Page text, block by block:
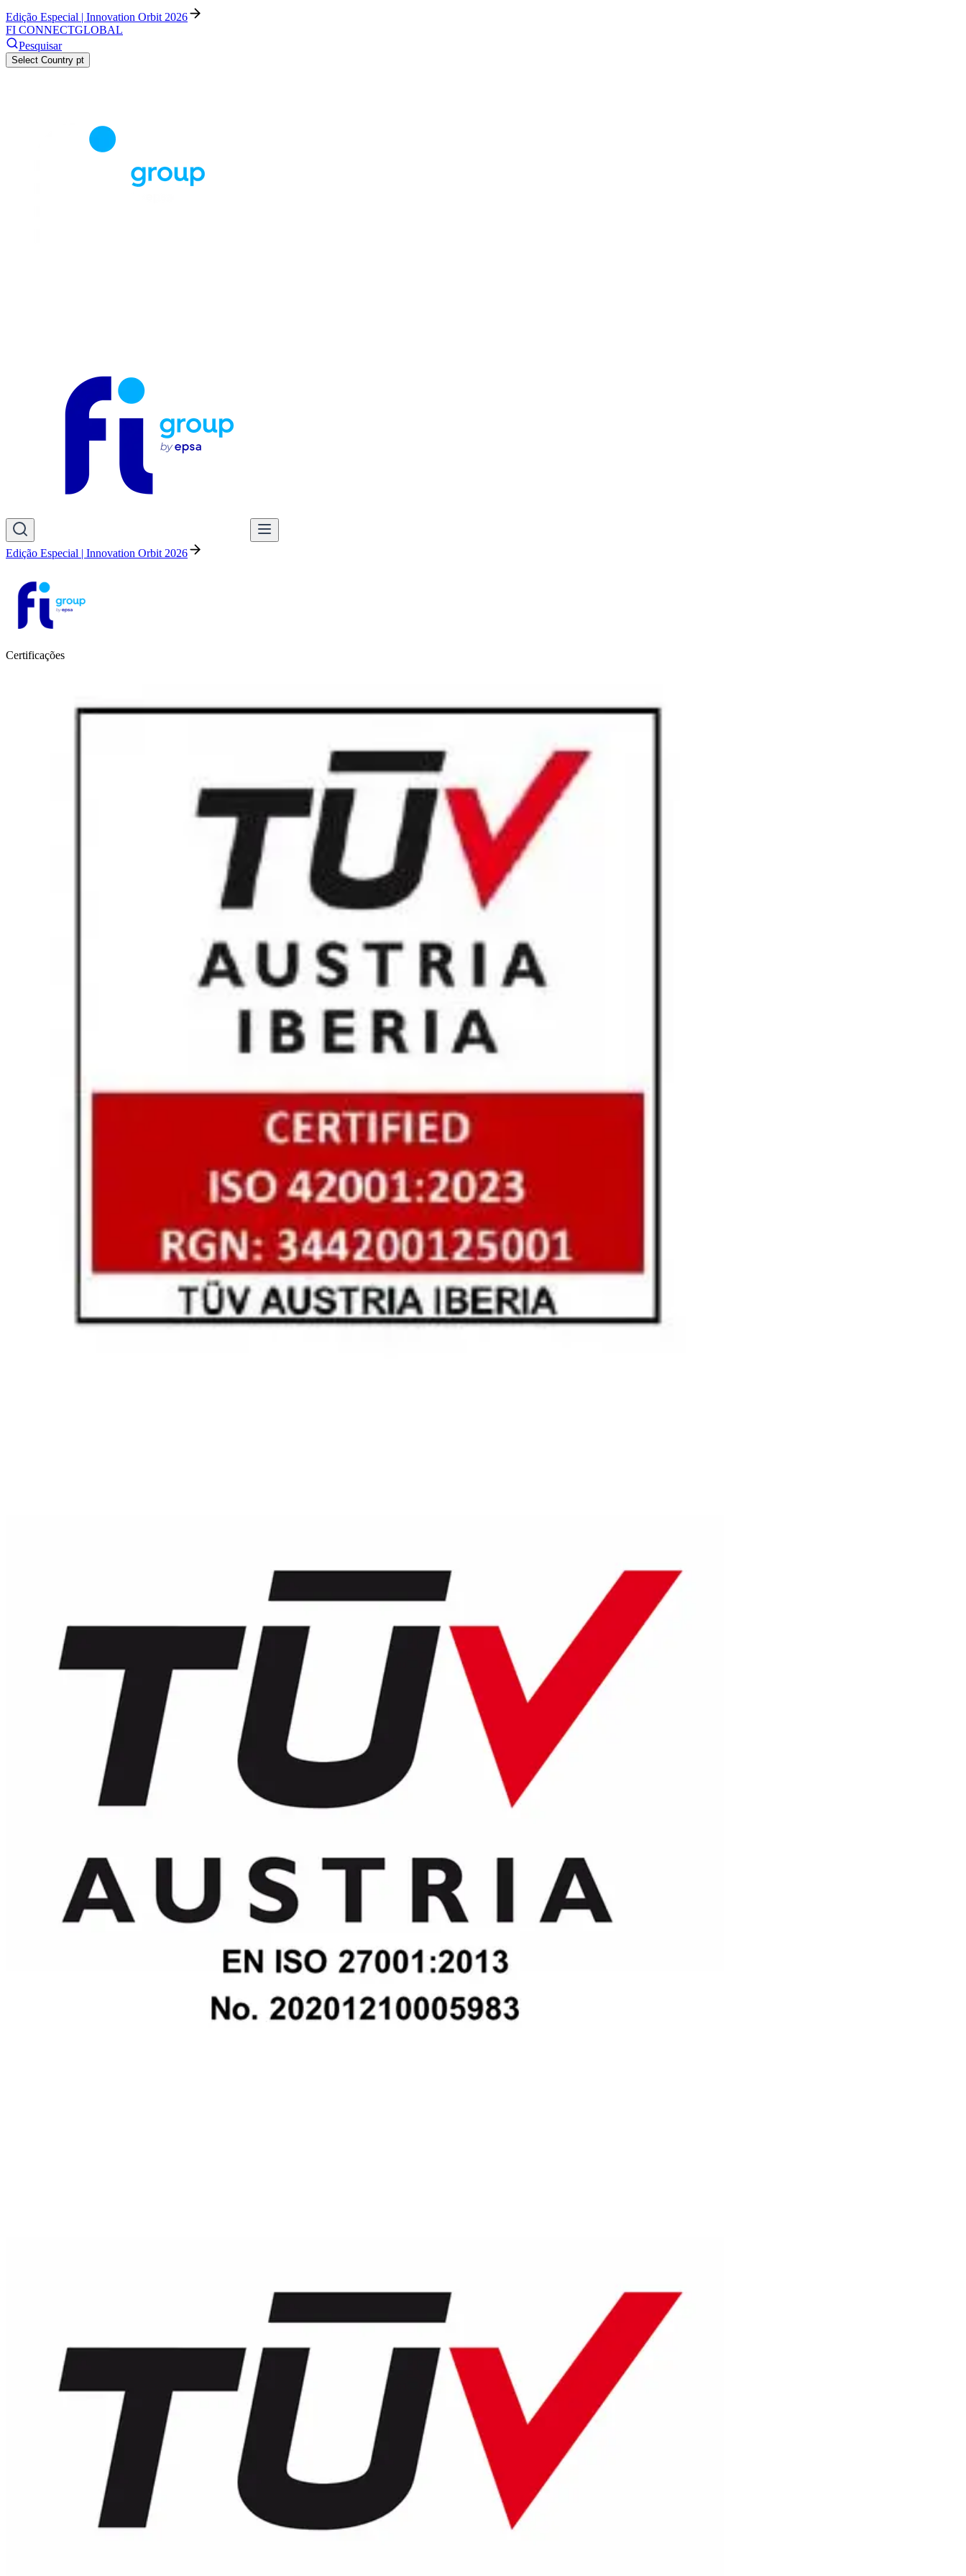
Edição Especial | Innovation Orbit 2026
FI CONNECTGLOBAL
Pesquisar
Select Country pt
Edição Especial | Innovation Orbit 2026
Certificações